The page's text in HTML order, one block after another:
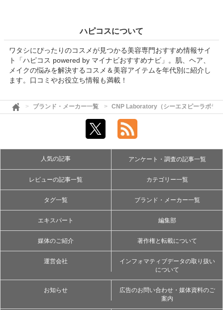
ハピコスについて
ワタシにぴったりのコスメが見つかる美容専門おすすめ情報サイ
ト「ハピコス powered by マイナビおすすめナビ」。肌、ヘア、
メイクの悩みを解決するコスメ＆美容アイテムを年代別に紹介し
ます。口コミやお役立ち情報も満載！
ブランド・メーカー一覧 CNP Laboratory（シーエヌピーラボラ
人気の記事 アンケート・調査の記事一覧
レビューの記事一覧 カテゴリー一覧
タグ一覧 ブランド・メーカー一覧
エキスパート 編集部
媒体のご紹介 著作権と転載について
運営会社
インフォマティブデータの取り扱い
について
お知らせ
広告のお問い合わせ・媒体資料のご
案内